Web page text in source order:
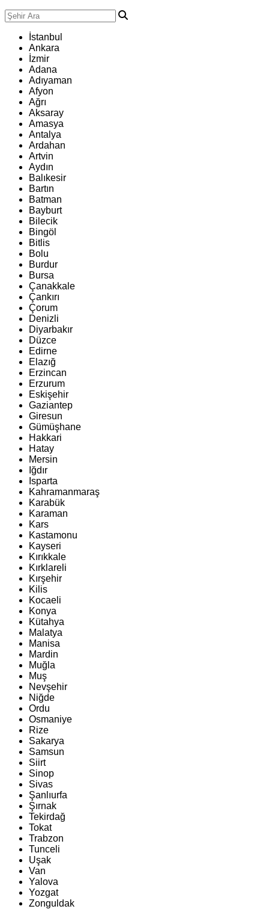
İstanbul
Ankara
İzmir
Adana
Adıyaman
Afyon
Ağrı
Aksaray
Amasya
Antalya
Ardahan
Artvin
Aydın
Balıkesir
Bartın
Batman
Bayburt
Bilecik
Bingöl
Bitlis
Bolu
Burdur
Bursa
Çanakkale
Çankırı
Çorum
Denizli
Diyarbakır
Düzce
Edirne
Elazığ
Erzincan
Erzurum
Eskişehir
Gaziantep
Giresun
Gümüşhane
Hakkari
Hatay
Mersin
Iğdır
Isparta
Kahramanmaraş
Karabük
Karaman
Kars
Kastamonu
Kayseri
Kırıkkale
Kırklareli
Kırşehir
Kilis
Kocaeli
Konya
Kütahya
Malatya
Manisa
Mardin
Muğla
Muş
Nevşehir
Niğde
Ordu
Osmaniye
Rize
Sakarya
Samsun
Siirt
Sinop
Sivas
Şanlıurfa
Şırnak
Tekirdağ
Tokat
Trabzon
Tunceli
Uşak
Van
Yalova
Yozgat
Zonguldak